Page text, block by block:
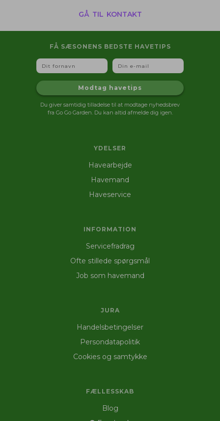
gå til kontakt
YDELSER
Havearbejde
Havemand
Haveservice
INFORMATION
Servicefradrag
Ofte stillede spørgsmål
Job som havemand
JURA
Handelsbetingelser
Persondatapolitik
Cookies og samtykke
FÆLLESSKAB
Blog
FÅ SÆSONENS BEDSTE HAVETIPS
Fornavn Email
Modtag havetips
Du giver samtidig tilladelse til at modtage nyhedsbrev
fra Go Go Garden. Du kan altid afmelde dig igen.